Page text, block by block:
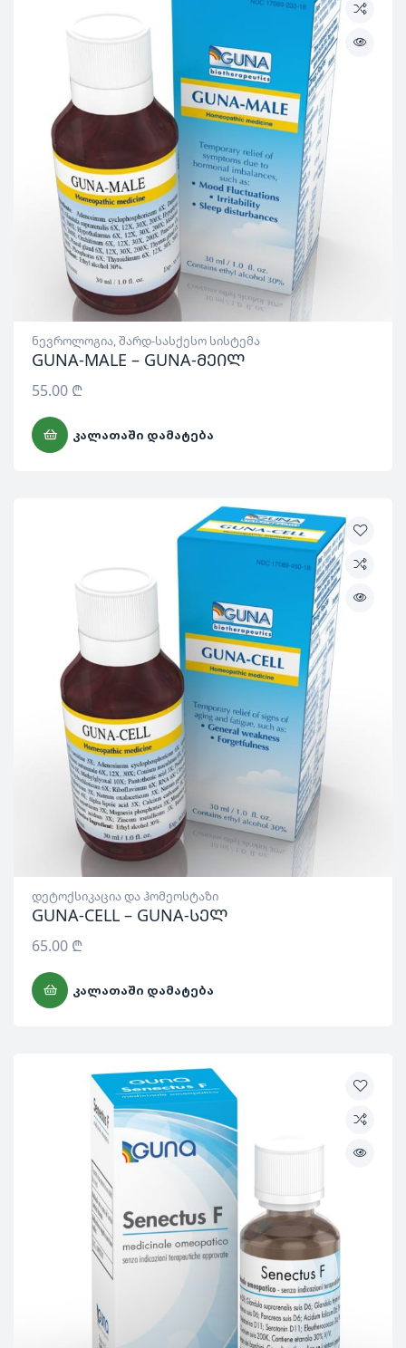
ნევროლოგია,შარდ-სასქესო სისტემა
GUNA-MALE – GUNA-მეილ
55.00 ₾
ᲙᲐᲚᲐᲗᲐᲨᲘ ᲓᲐᲛᲐᲢᲔᲑᲐ
დეტოქსიკაცია და ჰომეოსტაზი
GUNA-CELL – GUNA-სელ
65.00 ₾
ᲙᲐᲚᲐᲗᲐᲨᲘ ᲓᲐᲛᲐᲢᲔᲑᲐ